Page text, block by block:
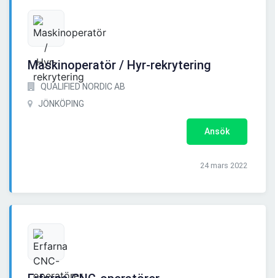
Maskinoperatör / Hyr-rekrytering
QUALIFIED NORDIC AB
JÖNKÖPING
Ansök
24 mars 2022